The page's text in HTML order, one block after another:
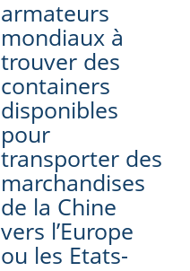
armateurs
mondiaux à
trouver des
containers
disponibles
pour
transporter des
marchandises
de la Chine
vers l’Europe
ou les Etats-